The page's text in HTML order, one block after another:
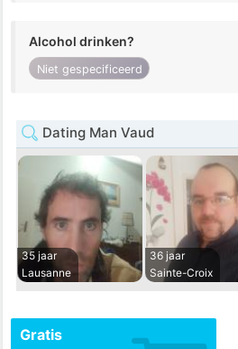
Alcohol drinken?
Niet gespecificeerd
Dating Man Vaud
35 jaar
Lausanne
36 jaar
Sainte-Croix
Gratis